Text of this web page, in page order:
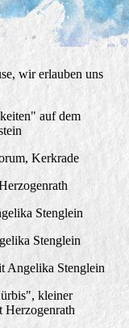
wir erlauben uns
auf dem
Kerkrade
Stenglein
Stenglein
Angelika Stenglein
kleiner
Herzogenrath